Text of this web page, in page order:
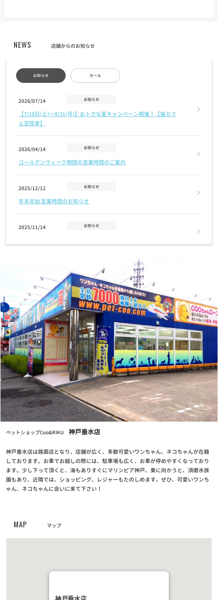
NEWS 店舗からのお知らせ
お知らせ セール
2026/07/14 お知らせ
【7/18日(土)〜8/31(月)】おトクな夏キャンペーン開催！【猫カフ
ェ空陸家】
2026/04/14 お知らせ
ゴールデンウィーク期間の営業時間のご案内
2025/12/12 お知らせ
年末年始 営業時間のお知らせ
2025/11/14 お知らせ
【12/2(火)まで】クリスマスケーキ・おせちご予約受付中！
2025/07/17 お知らせ
7/24(木)営業時間変更のお知らせ
2025/07/01 お知らせ
7月1日(火) GRAND OPENING！奈良富雄南店
2024/11/12 お知らせ
【重要なお知らせ】クレジットカード情報最新化の再度のお願い
2024/04/25 お知らせ
クーリク公式！定期フードアプリでより便利に！よりお得に！
2023/05/10 お知らせ
【定期フードアプリ】ワクチンチケット販売開始！
2023/03/24 お知らせ
ペットショップCoo&RIKU 神戸垂水店
神戸垂水店は路面店となり、店舗が広く、多数可愛いワンちゃん、ネコちゃんが在籍
しております。お車でお越しの際には、駐車場も広く、お車が停めやすくなっており
ます。少し下って頂くと、海もありすぐにマリンピア神戸、東に向かうと、須磨水族
園もあり、近隣では、ショッピング、レジャーもたのしめます。ぜひ、可愛いワンち
ゃん、ネコちゃんに会いに来て下さい！
MAP マップ